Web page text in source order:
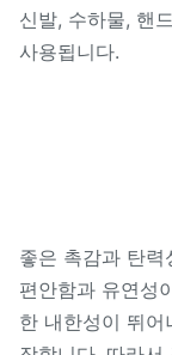
신발, 수하물, 핸
사용됩니다.
좋은 촉감과 탄
편안함과 유연성
한 내한성이 뛰